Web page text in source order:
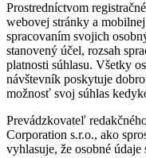
Prostredníctvom
webovej stránky a
spracovaním svojich
stanovený účel, rozsah
platnosti súhlasu. Všetky
návštevník poskytuje
možnosť svoj súhlas
Prevádzkovateľ
Corporation s.r.o., ako
vyhlasuje, že osobné